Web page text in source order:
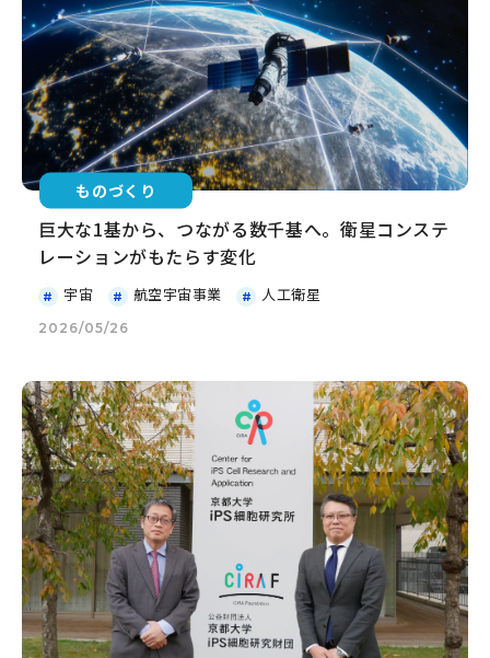
ものづくり
巨大な1基から、つながる数千基へ。衛星コンステ
レーションがもたらす変化
宇宙 航空宇宙事業 人工衛星
2026/05/26